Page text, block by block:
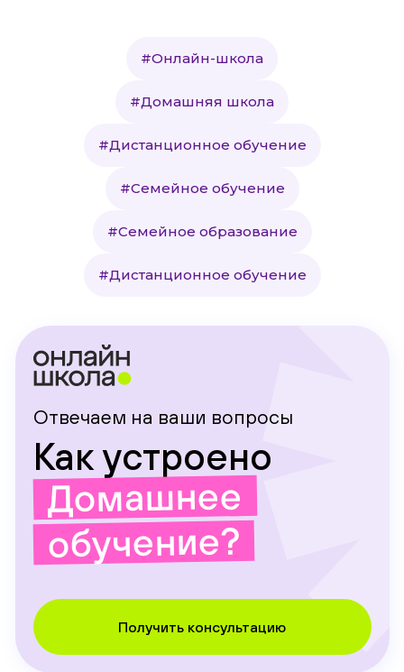
#Онлайн-школа
#Домашняя школа
#Дистанционное обучение
#Семейное обучение
#Семейное образование
#Дистанционное обучение
Отвечаем на ваши вопросы
Как устроено
Домашнее
обучение?
Получить консультацию